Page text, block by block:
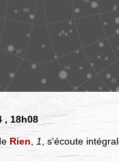
, 18h08
Rien, 1, s'écoute